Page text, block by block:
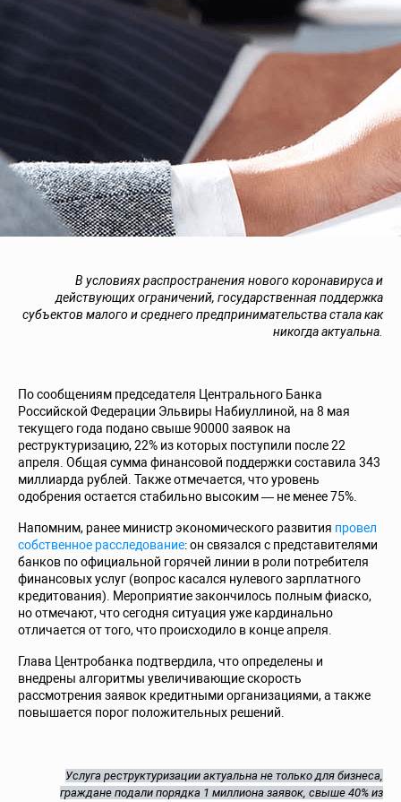
В условиях распространения нового коронавируса и
действующих ограничений, государственная поддержка
субъектов малого и среднего предпринимательства стала как
никогда актуальна.
По сообщениям председателя Центрального Банка
Российской Федерации Эльвиры Набиуллиной, на 8 мая
текущего года подано свыше 90000 заявок на
реструктуризацию, 22% из которых поступили после 22
апреля. Общая сумма финансовой поддержки составила 343
миллиарда рублей. Также отмечается, что уровень
одобрения остается стабильно высоким — не менее 75%.
Напомним, ранее министр экономического развития провел
собственное расследование:он связался с представителями
банков по официальной горячей линии в роли потребителя
финансовых услуг (вопрос касался нулевого зарплатного
кредитования). Мероприятие закончилось полным фиаско,
но отмечают, что сегодня ситуация уже кардинально
отличается от того, что происходило в конце апреля.
Глава Центробанка подтвердила, что определены и
внедрены алгоритмы увеличивающие скорость
рассмотрения заявок кредитными организациями, а также
повышается порог положительных решений.
Услуга реструктуризации актуальна не только для бизнеса,
граждане подали порядка 1 миллиона заявок, свыше 40% из